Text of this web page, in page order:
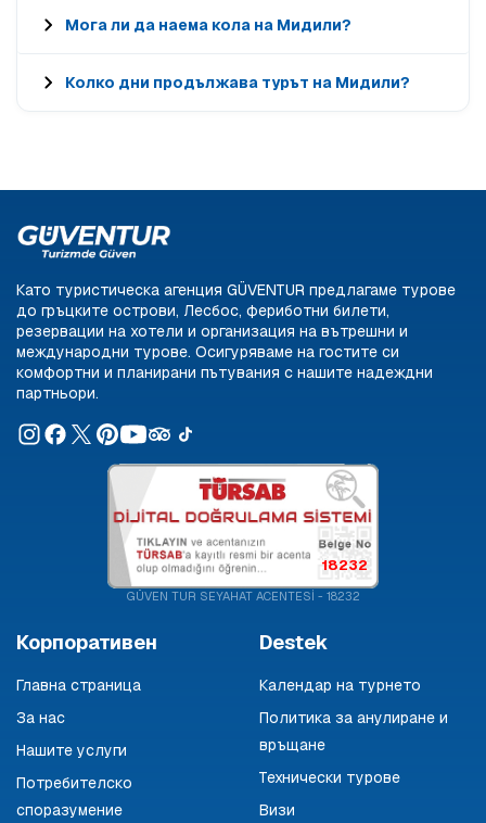
Мога ли да наема кола на Мидили?
Колко дни продължава турът на Мидили?
Като туристическа агенция GÜVENTUR предлагаме турове
до гръцките острови, Лесбос, фериботни билети,
резервации на хотели и организация на вътрешни и
международни турове. Осигуряваме на гостите си
комфортни и планирани пътувания с нашите надеждни
партньори.
18232
GÜVEN TUR SEYAHAT ACENTESİ - 18232
Корпоративен
Главна страница
За нас
Нашите услуги
Потребителско
споразумение
Destek
Календар на турнето
Политика за анулиране и
връщане
Технически турове
Визи